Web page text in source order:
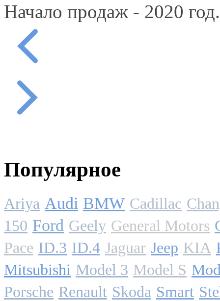
Начало продаж - 2020
Популярное
Ariya Audi BMW Cadillac
150 Ford Geely General Motors
Pace ID.3 ID.4 Jaguar Jeep KIA
Mitsubishi Model 3 Model S
Porsche Renault Skoda Smart